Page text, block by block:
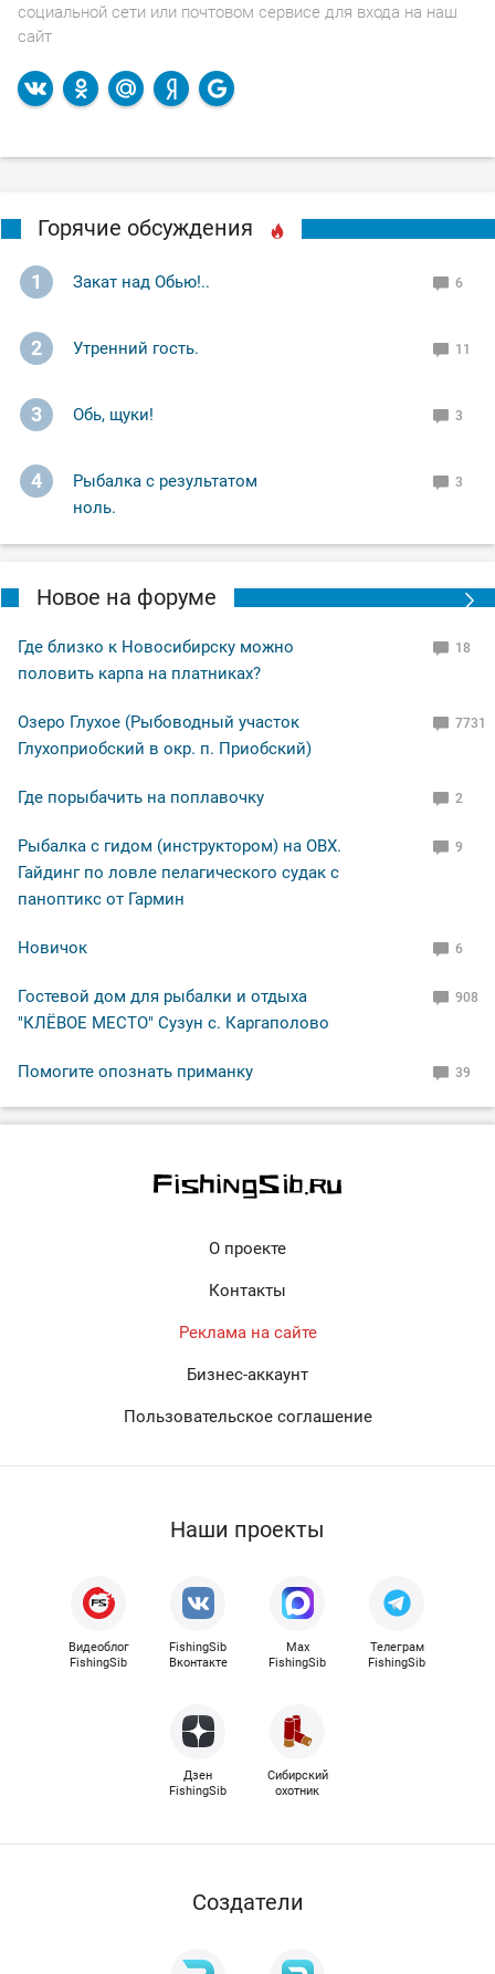
социальной сети или почтовом сервисе для входа на наш
сайт
Горячие обсуждения
1 Закат над Обью!.. 6
2 Утренний гость. 11
3 Обь, щуки! 3
4
Рыбалка с результатом
ноль.
3
Новое на форуме
Где близко к Новосибирску можно
половить карпа на платниках?
18
Озеро Глухое (Рыбоводный участок
Глухоприобский в окр. п. Приобский)
7731
Где порыбачить на поплавочку 2
Рыбалка с гидом (инструктором) на ОВХ.
Гайдинг по ловле пелагического судак с
паноптикс от Гармин
9
Новичок 6
Гостевой дом для рыбалки и отдыха
"КЛЁВОЕ МЕСТО" Сузун с. Каргаполово
908
Помогите опознать приманку 39
О проекте
Контакты
Реклама на сайте
Бизнес-аккаунт
Пользовательское соглашение
Наши проекты
Видеоблог
FishingSib
FishingSib
Вконтакте
Max
FishingSib
Телеграм
FishingSib
Дзен
FishingSib
Сибирский
охотник
Cоздатели